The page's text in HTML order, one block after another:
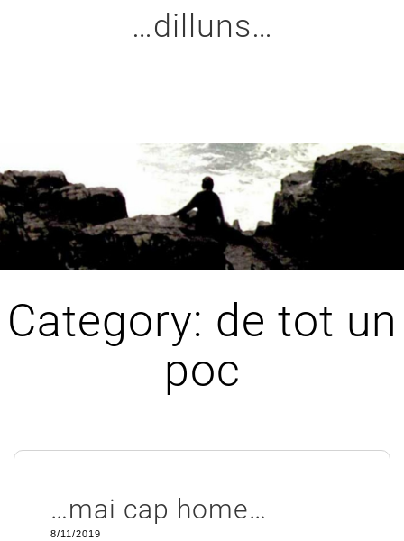
…dilluns…
Category: de tot un
poc
…mai cap home…
8/11/2019